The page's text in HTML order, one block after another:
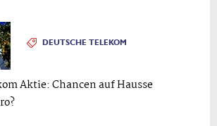
DEUTSCHE TELEKOM
Aktie: Chancen auf Hausse